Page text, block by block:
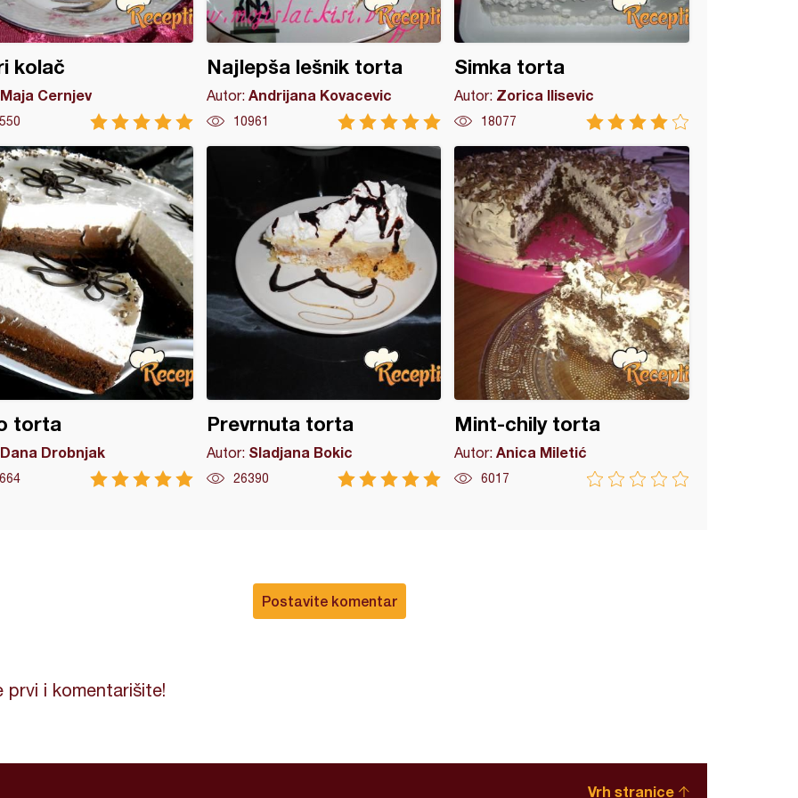
kolač
Maja Cernjev
Najlepša lešnik torta
Autor: Andrijana Kovacevic
10961
Simka torta
Autor: Zorica Ilisevic
18077
torta
Dana Drobnjak
Prevrnuta torta
Autor: Sladjana Bokic
26390
Mint-chily torta
Autor:Anica Miletić
6017
Postavite komentar
prvi i komentarišite!
Vrh stranice